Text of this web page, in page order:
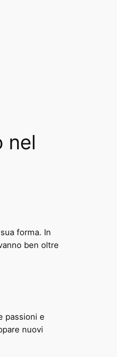
nel
forma. In
ben oltre
passioni e
nuovi